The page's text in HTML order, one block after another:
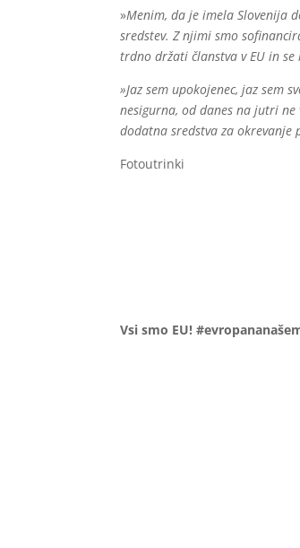
»Menim, da je imela Slovenija
sredstev. Z njimi smo
trdno držati članstva v EU in
»Jaz sem upokojenec, jaz sem
nesigurna, od danes na jutri
dodatna sredstva za
Fotoutrinki
Vsi smo EU!